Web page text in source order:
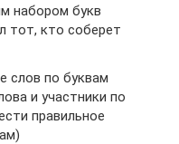
набором букв
тот, кто соберет
слов по буквам
и участники по
правильное